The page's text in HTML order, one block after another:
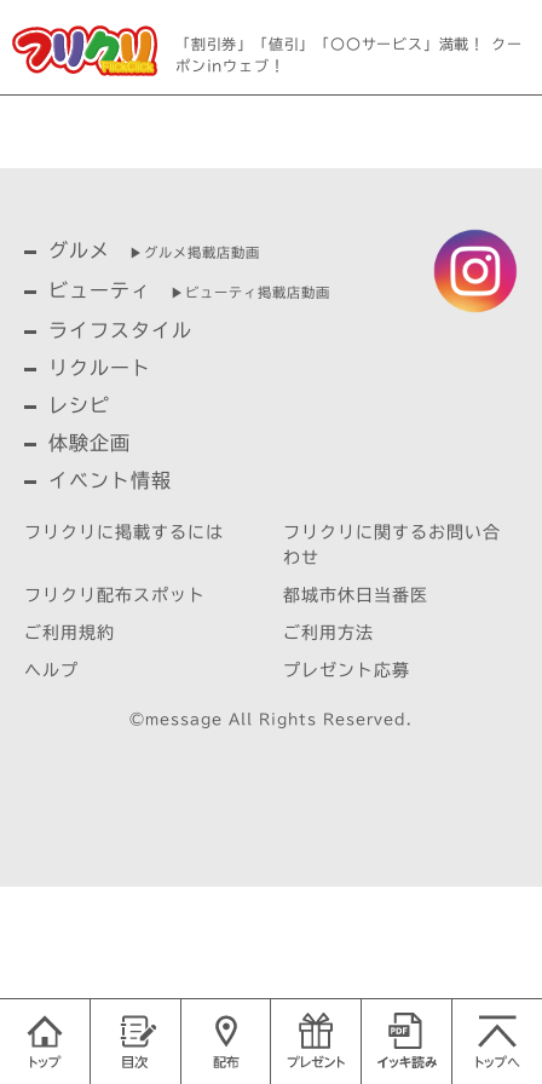
「割引券」「値引」「〇〇サービス」満載！ クー
ポンinウェブ！
グルメ ▶︎グルメ掲載店動画
ビューティ ▶︎ビューティ掲載店動画
ライフスタイル
リクルート
レシピ
体験企画
イベント情報
フリクリに掲載するには
フリクリに関するお問い合
わせ
フリクリ配布スポット 都城市休日当番医
ご利用規約 ご利用方法
ヘルプ プレゼント応募
©message All Rights Reserved.